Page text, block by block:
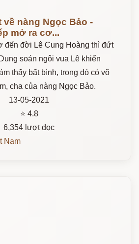
nàng Ngọc Bảo - người
cơ...
đến đời Lê Cung Hoàng thì
Dung soán ngôi vua Lê
cảm thấy bất bình, trong
Kim, cha của nàng
13-05-2021
⭐ 4.8
6,354 lượt đọc